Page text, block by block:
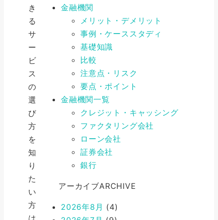
き
る
サ
ー
ビ
ス
の
選
び
方
を
知
り
た
い
方
は、
金融機関
メリット・デメリット
事例・ケーススタディ
基礎知識
比較
注意点・リスク
要点・ポイント
金融機関一覧
クレジット・キャッシング
ファクタリング会社
ローン会社
証券会社
銀行
アーカイブARCHIVE
2026年8月 (4)